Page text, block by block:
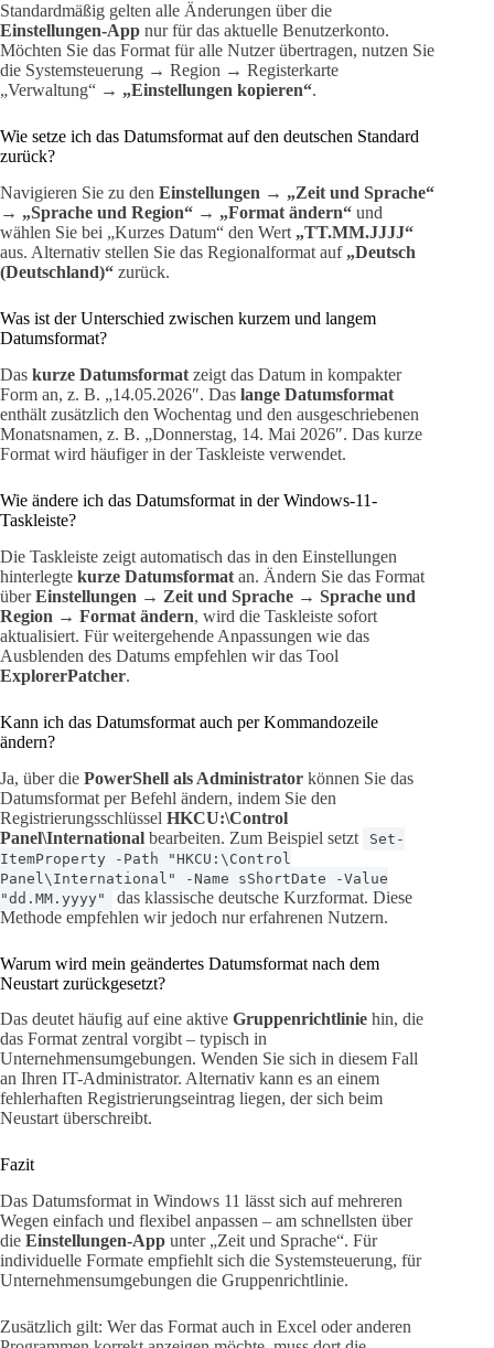
Standardmäßig gelten alle Änderungen über die
Einstellungen-App nur für das aktuelle Benutzerkonto.
Möchten Sie das Format für alle Nutzer übertragen, nutzen Sie
die Systemsteuerung → Region → Registerkarte
„Verwaltung“ → „Einstellungen kopieren“.
Wie setze ich das Datumsformat auf den deutschen Standard
zurück?
Navigieren Sie zu den Einstellungen → „Zeit und Sprache“
→ „Sprache und Region“ → „Format ändern“ und
wählen Sie bei „Kurzes Datum“ den Wert „TT.MM.JJJJ“
aus. Alternativ stellen Sie das Regionalformat auf „Deutsch
(Deutschland)“ zurück.
Was ist der Unterschied zwischen kurzem und langem
Datumsformat?
Das kurze Datumsformat zeigt das Datum in kompakter
Form an, z. B. „14.05.2026″. Das lange Datumsformat
enthält zusätzlich den Wochentag und den ausgeschriebenen
Monatsnamen, z. B. „Donnerstag, 14. Mai 2026″. Das kurze
Format wird häufiger in der Taskleiste verwendet.
Wie ändere ich das Datumsformat in der Windows-11-
Taskleiste?
Die Taskleiste zeigt automatisch das in den Einstellungen
hinterlegte kurze Datumsformat an. Ändern Sie das Format
überEinstellungen → Zeit und Sprache → Sprache und
Region → Format ändern, wird die Taskleiste sofort
aktualisiert. Für weitergehende Anpassungen wie das
Ausblenden des Datums empfehlen wir das Tool
ExplorerPatcher.
Kann ich das Datumsformat auch per Kommandozeile
ändern?
Ja, über die PowerShell als Administrator können Sie das
Datumsformat per Befehl ändern, indem Sie den
Registrierungsschlüssel HKCU:\Control
Panel\International bearbeiten. Zum Beispiel setzt
Set-
ItemProperty -Path "HKCU:\Control
Panel\International" -Name sShortDate -Value
"dd.MM.yyyy"
das klassische deutsche Kurzformat. Diese
Methode empfehlen wir jedoch nur erfahrenen Nutzern.
Warum wird mein geändertes Datumsformat nach dem
Neustart zurückgesetzt?
Das deutet häufig auf eine aktive Gruppenrichtlinie hin, die
das Format zentral vorgibt – typisch in
Unternehmensumgebungen. Wenden Sie sich in diesem Fall
an Ihren IT-Administrator. Alternativ kann es an einem
fehlerhaften Registrierungseintrag liegen, der sich beim
Neustart überschreibt.
Fazit
Das Datumsformat in Windows 11 lässt sich auf mehreren
Wegen einfach und flexibel anpassen – am schnellsten über
die Einstellungen-App unter „Zeit und Sprache“. Für
individuelle Formate empfiehlt sich die Systemsteuerung, für
Unternehmensumgebungen die Gruppenrichtlinie.
Zusätzlich gilt: Wer das Format auch in Excel oder anderen